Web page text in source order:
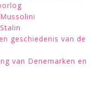
geschiedenis van de
van Denemarken en